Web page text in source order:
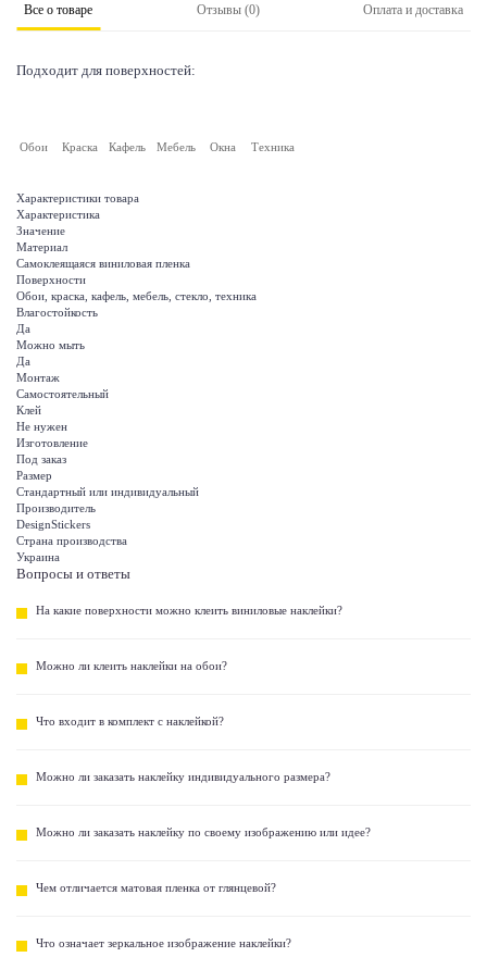
Все о товаре Отзывы (0) Оплата и доставка
Подходит для поверхностей:
Обои Краска Кафель Мебель Окна Техника
Характеристики товара
Характеристика
Значение
Материал
Самоклеящаяся виниловая пленка
Поверхности
Обои, краска, кафель, мебель, стекло, техника
Влагостойкость
Да
Можно мыть
Да
Монтаж
Самостоятельный
Клей
Не нужен
Изготовление
Под заказ
Размер
Стандартный или индивидуальный
Производитель
DesignStickers
Страна производства
Украина
Вопросы и ответы
На какие поверхности можно клеить виниловые наклейки?
Можно ли клеить наклейки на обои?
Что входит в комплект с наклейкой?
Можно ли заказать наклейку индивидуального размера?
Можно ли заказать наклейку по своему изображению или идее?
Чем отличается матовая пленка от глянцевой?
Что означает зеркальное изображение наклейки?